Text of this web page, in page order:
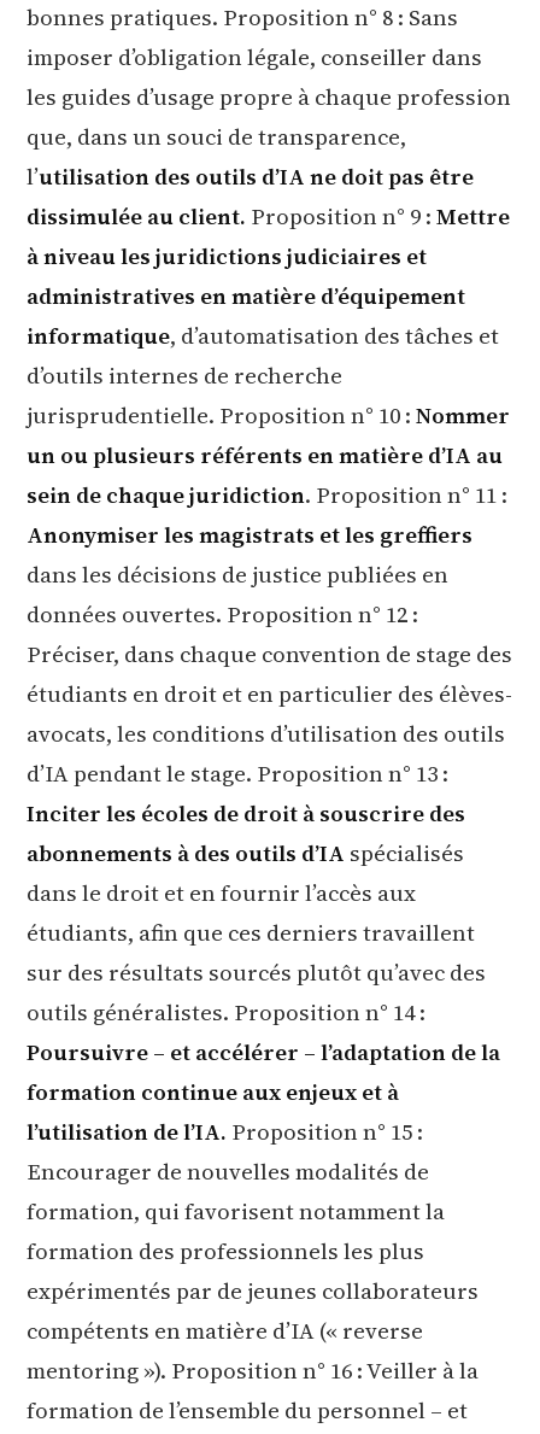
bonnes pratiques. Proposition n° 8 : Sans
imposer d’obligation légale, conseiller dans
les guides d’usage propre à chaque profession
que, dans un souci de transparence,
l’utilisation des outils d’IA ne doit pas être
dissimulée au client. Proposition n° 9 : Mettre
à niveau les juridictions judiciaires et
administratives en matière d’équipement
informatique, d’automatisation des tâches et
d’outils internes de recherche
jurisprudentielle. Proposition n° 10 : Nommer
un ou plusieurs référents en matière d’IA au
sein de chaque juridiction. Proposition n° 11 :
Anonymiser les magistrats et les greffiers
dans les décisions de justice publiées en
données ouvertes. Proposition n° 12 :
Préciser, dans chaque convention de stage des
étudiants en droit et en particulier des élèves-
avocats, les conditions d’utilisation des outils
d’IA pendant le stage. Proposition n° 13 :
Inciter les écoles de droit à souscrire des
abonnements à des outils d’IA spécialisés
dans le droit et en fournir l’accès aux
étudiants, afin que ces derniers travaillent
sur des résultats sourcés plutôt qu’avec des
outils généralistes. Proposition n° 14 :
Poursuivre – et accélérer – l’adaptation de la
formation continue aux enjeux et à
l’utilisation de l’IA. Proposition n° 15 :
Encourager de nouvelles modalités de
formation, qui favorisent notamment la
formation des professionnels les plus
expérimentés par de jeunes collaborateurs
compétents en matière d’IA (« reverse
mentoring »). Proposition n° 16 : Veiller à la
formation de l’ensemble du personnel – et